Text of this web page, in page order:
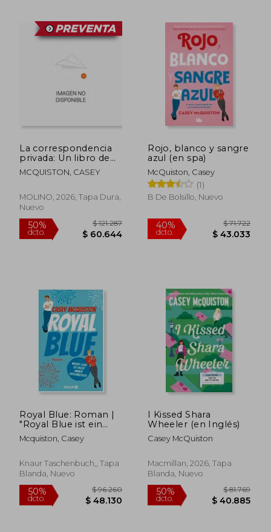
La correspondencia
privada: Un libro de
Rojo, blanco y sangre
azul
MCQUISTON, CASEY
MOLINO, 2026, Tapa Dura,
Nuevo
Rojo, blanco y sangre
azul (en spa)
McQuiston, Casey
(1)
B De Bolsillo, Nuevo
Royal Blue: Roman |
"Royal Blue ist ein
Riesiger Spaß. Es ist
Romantisch, Sexy,
Aufregend. Ich Habe
Jede Sekunde
Jenkins Reid (en
Alemán)
Mcquiston, Casey
Knaur Taschenbuch,, Tapa
Blanda, Nuevo
I Kissed Shara
Wheeler (en Inglés)
Casey McQuiston
Macmillan, 2026, Tapa
Blanda, Nuevo